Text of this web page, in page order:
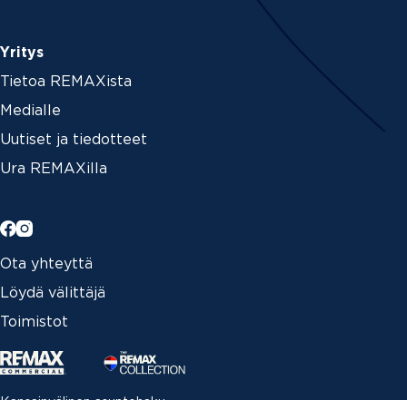
Yritys
Tietoa REMAXista
Medialle
Uutiset ja tiedotteet
Ura REMAXilla
Ota yhteyttä
Löydä välittäjä
Toimistot